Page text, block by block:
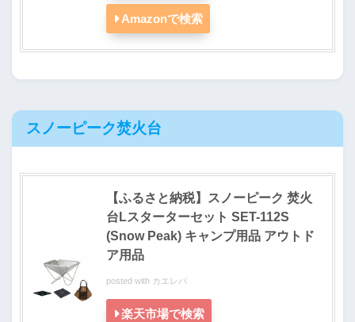
Amazonで検索
スノーピーク焚火台
【ふるさと納税】スノーピーク 焚火
台Lスターターセット SET-112S
(Snow Peak) キャンプ用品 アウトド
ア用品
posted with カエレバ
楽天市場で検索